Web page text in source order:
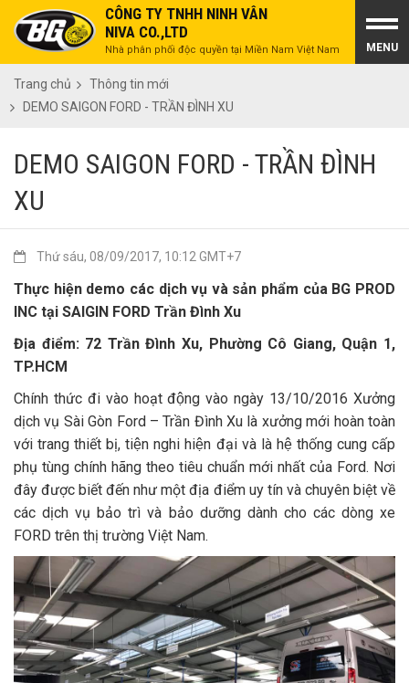
CÔNG TY TNHH NINH VÂN
NIVA CO.,LTD
Nhà phân phối độc quyền tại Miền Nam Việt Nam MENU
Trang chủ
Thông tin mới
DEMO SAIGON FORD - TRẦN ĐÌNH XU
DEMO SAIGON FORD - TRẦN ĐÌNH
XU
Thứ sáu, 08/09/2017, 10:12 GMT+7
Thực hiện demo các dịch vụ và sản phẩm của BG PROD
INC tại SAIGIN FORD Trần Đình Xu
Địa điểm: 72 Trần Đình Xu, Phường Cô Giang, Quận 1,
TP.HCM
Chính thức đi vào hoạt động vào ngày 13/10/2016 Xưởng
dịch vụ Sài Gòn Ford – Trần Đình Xu là xưởng mới hoàn toàn
với trang thiết bị, tiện nghi hiện đại và là hệ thống cung cấp
phụ tùng chính hãng theo tiêu chuẩn mới nhất của Ford. Nơi
đây được biết đến như một địa điểm uy tín và chuyên biệt về
các dịch vụ bảo trì và bảo dưỡng dành cho các dòng xe
FORD trên thị trường Việt Nam.